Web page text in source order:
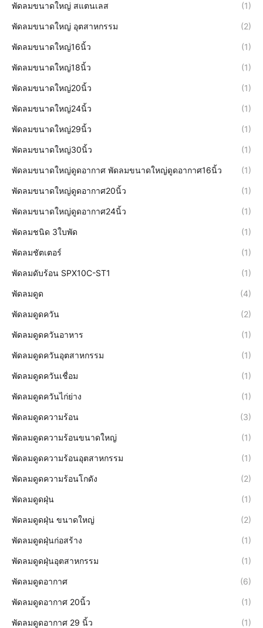
พัดลมขนาดใหญ่ สแตนเลส (1)
พัดลมขนาดใหญ่ อุตสาหกรรม (2)
พัดลมขนาดใหญ่16นิ้ว (1)
พัดลมขนาดใหญ่18นิ้ว (1)
พัดลมขนาดใหญ่20นิ้ว (1)
พัดลมขนาดใหญ่24นิ้ว (1)
พัดลมขนาดใหญ่29นิ้ว (1)
พัดลมขนาดใหญ่30นิ้ว (1)
พัดลมขนาดใหญ่ดูดอากาศ พัดลมขนาดใหญ่ดูดอากาศ16นิ้ว (1)
พัดลมขนาดใหญ่ดูดอากาศ20นิ้ว (1)
พัดลมขนาดใหญ่ดูดอากาศ24นิ้ว (1)
พัดลมชนิด 3ใบพัด (1)
พัดลมชัตเตอร์ (1)
พัดลมดับร้อน SPX10C-ST1 (1)
พัดลมดูด (4)
พัดลมดูดควัน (2)
พัดลมดูดควันอาหาร (1)
พัดลมดูดควันอุตสาหกรรม (1)
พัดลมดูดควันเชื่อม (1)
พัดลมดูดควันไก่ย่าง (1)
พัดลมดูดความร้อน (3)
พัดลมดูดความร้อนขนาดใหญ่ (1)
พัดลมดูดความร้อนอุตสาหกรรม (1)
พัดลมดูดความร้อนโกดัง (2)
พัดลมดูดฝุ่น (1)
พัดลมดูดฝุ่น ขนาดใหญ่ (2)
พัดลมดูดฝุ่นก่อสร้าง (1)
พัดลมดูดฝุ่นอุตสาหกรรม (1)
พัดลมดูดอากาศ (6)
พัดลมดูดอากาศ 20นิ้ว (1)
พัดลมดูดอากาศ 29 นิ้ว (1)